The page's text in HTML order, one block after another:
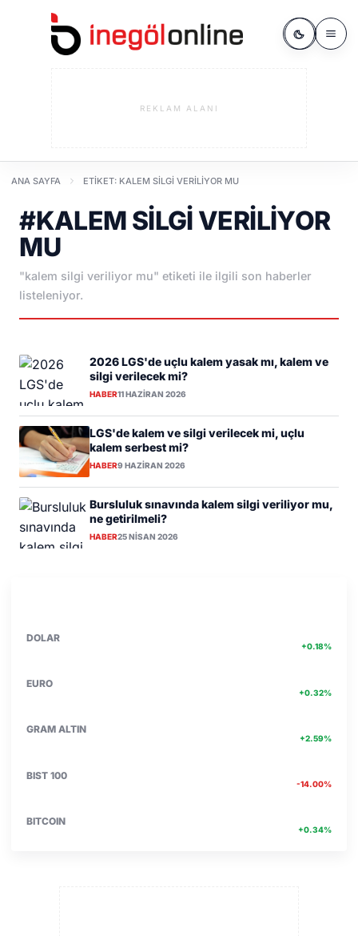
REKLAM ALANI
ANA SAYFA ETIKET: KALEM SILGI VERILIYOR MU
#KALEM SILGI VERILIYOR
MU
"kalem silgi veriliyor mu" etiketi ile ilgili son haberler
listeleniyor.
2026 LGS'de uçlu kalem yasak mı, kalem ve
silgi verilecek mi?
HABER11 HAZIRAN 2026
LGS'de kalem ve silgi verilecek mi, uçlu
kalem serbest mi?
HABER9 HAZIRAN 2026
Bursluluk sınavında kalem silgi veriliyor mu,
ne getirilmeli?
HABER25 NISAN 2026
DOLAR
+0.18%
EURO
+0.32%
GRAM ALTIN
+2.59%
BIST 100
-14.00%
BITCOIN
+0.34%